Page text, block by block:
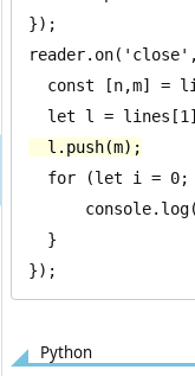
});
  l.push(m);
});
Python